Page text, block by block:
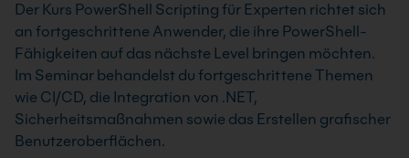
Der Kurs PowerShell Scripting für Experten richtet sich
an fortgeschrittene Anwender, die ihre PowerShell-
Fähigkeiten auf das nächste Level bringen möchten.
Im Seminar behandelst du fortgeschrittene Themen
wie CI/CD, die Integration von .NET,
Sicherheitsmaßnahmen sowie das Erstellen grafischer
Benutzeroberflächen.